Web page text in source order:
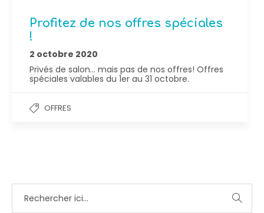
Profitez de nos offres spéciales
!
2 octobre 2020
Privés de salon… mais pas de nos offres! Offres
spéciales valables du 1er au 31 octobre.
OFFRES